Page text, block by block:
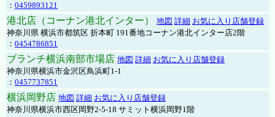
： 0459893121
港北店（コーナン港北インター） 地図 詳細 お気に入り店舗登録
神奈川県 横浜市都筑区 折本町 191番地コーナン港北インター店2階
： 0454786851
ブランチ横浜南部市場店 地図 詳細 お気に入り店舗登録
神奈川県横浜市金沢区鳥浜町1-1
： 0457737851
横浜岡野店 地図 詳細 お気に入り店舗登録
神奈川県横浜市西区岡野2-5-18 サミット横浜岡野1階